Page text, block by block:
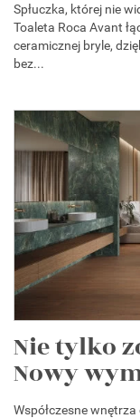
Spłuczka, której nie
Toaleta Roca Avant
ceramicznej bryle,
bez...
Nie tylko
Nowy
Współczesne